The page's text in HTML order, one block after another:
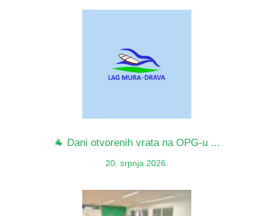
🐐 Dani otvorenih vrata na OPG-u ...
20. srpnja 2026.